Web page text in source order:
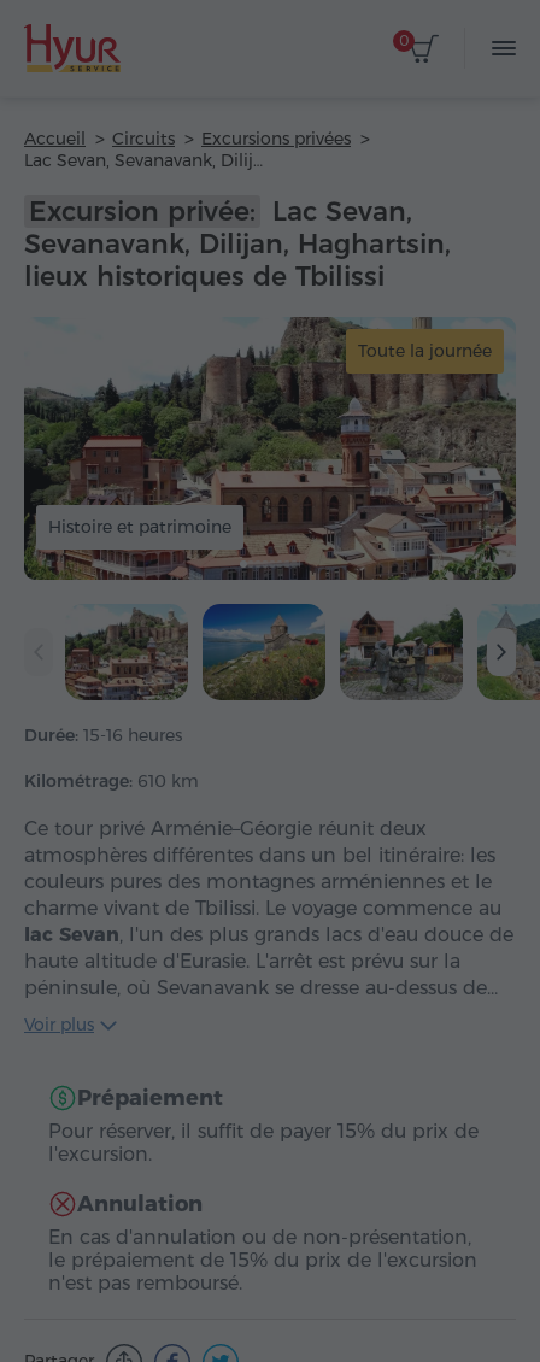
0
Accueil Circuits
Excursions privées
Lac Sevan, Sevanavank, Dilijan, Haghartsin, lieux historiques de Tbilissi
Excursion privée:
Lac Sevan,
Sevanavank, Dilijan, Haghartsin,
lieux historiques de Tbilissi
Toute la journée
Histoire et patrimoine
Durée: 15-16 heures
Kilométrage: 610 km
Ce tour privé Arménie–Géorgie réunit deux
atmosphères différentes dans un bel itinéraire: les
couleurs pures des montagnes arméniennes et le
charme vivant de Tbilissi. Le voyage commence au
lac Sevan, l'un des plus grands lacs d'eau douce de
haute altitude d'Eurasie. L'arrêt est prévu sur la
péninsule, où Sevanavank se dresse au-dessus de…
Voir plus
Prépaiement
Pour réserver, il suffit de payer 15% du prix de
l'excursion.
Annulation
En cas d'annulation ou de non-présentation,
le prépaiement de 15% du prix de l'excursion
n'est pas remboursé.